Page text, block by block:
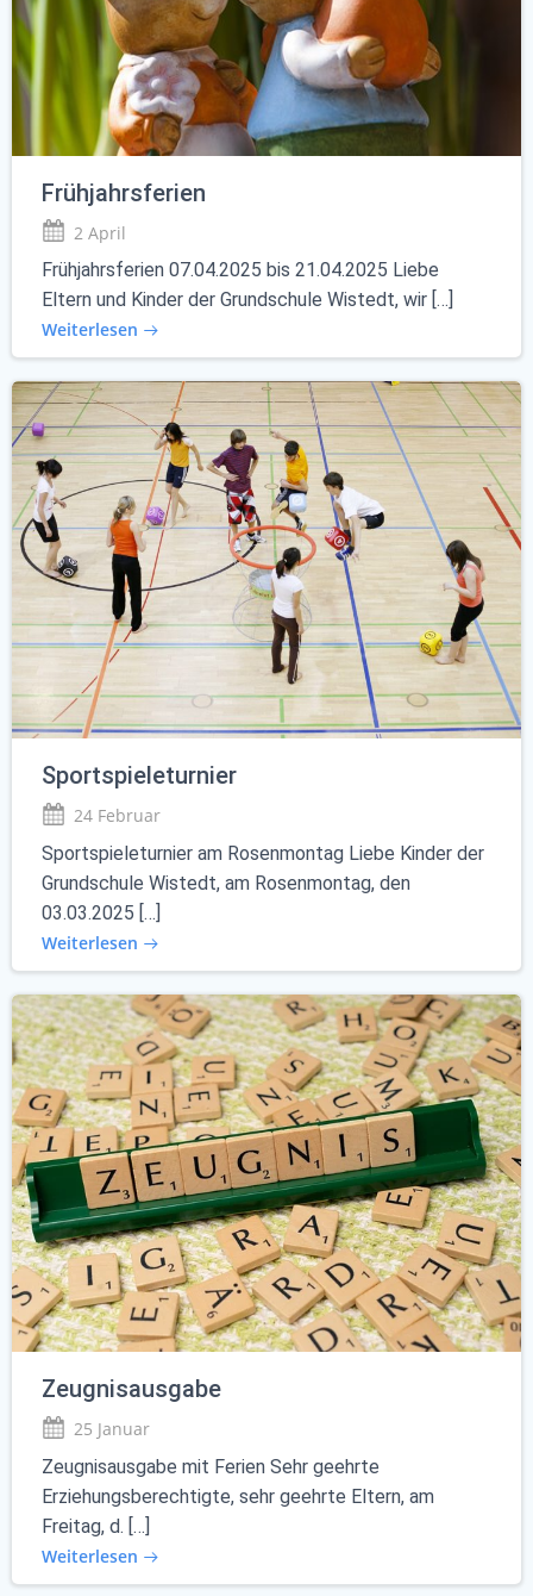
Frühjahrsferien
2 April
Frühjahrsferien 07.04.2025 bis 21.04.2025 Liebe
Eltern und Kinder der Grundschule Wistedt, wir […]
Weiterlesen
Sportspieleturnier
24 Februar
Sportspieleturnier am Rosenmontag Liebe Kinder der
Grundschule Wistedt, am Rosenmontag, den
03.03.2025 […]
Weiterlesen
Zeugnisausgabe
25 Januar
Zeugnisausgabe mit Ferien Sehr geehrte
Erziehungsberechtigte, sehr geehrte Eltern, am
Freitag, d. […]
Weiterlesen